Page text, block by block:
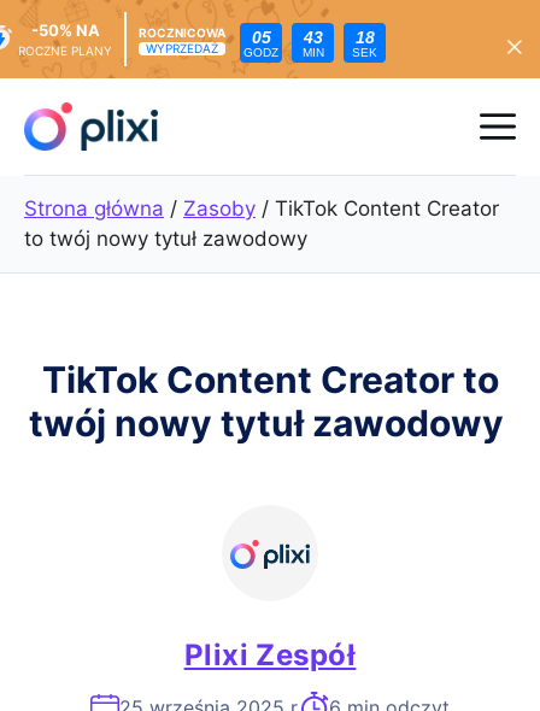
treści
-50% NA
ROCZNE PLANY
ROCZNICOWA
WYPRZEDAŻ
05
GODZ
43
MIN
16
SEK
Strona główna / Zasoby / TikTok Content Creator
to twój nowy tytuł zawodowy
TikTok Content Creator to
twój nowy tytuł zawodowy
Plixi Zespół